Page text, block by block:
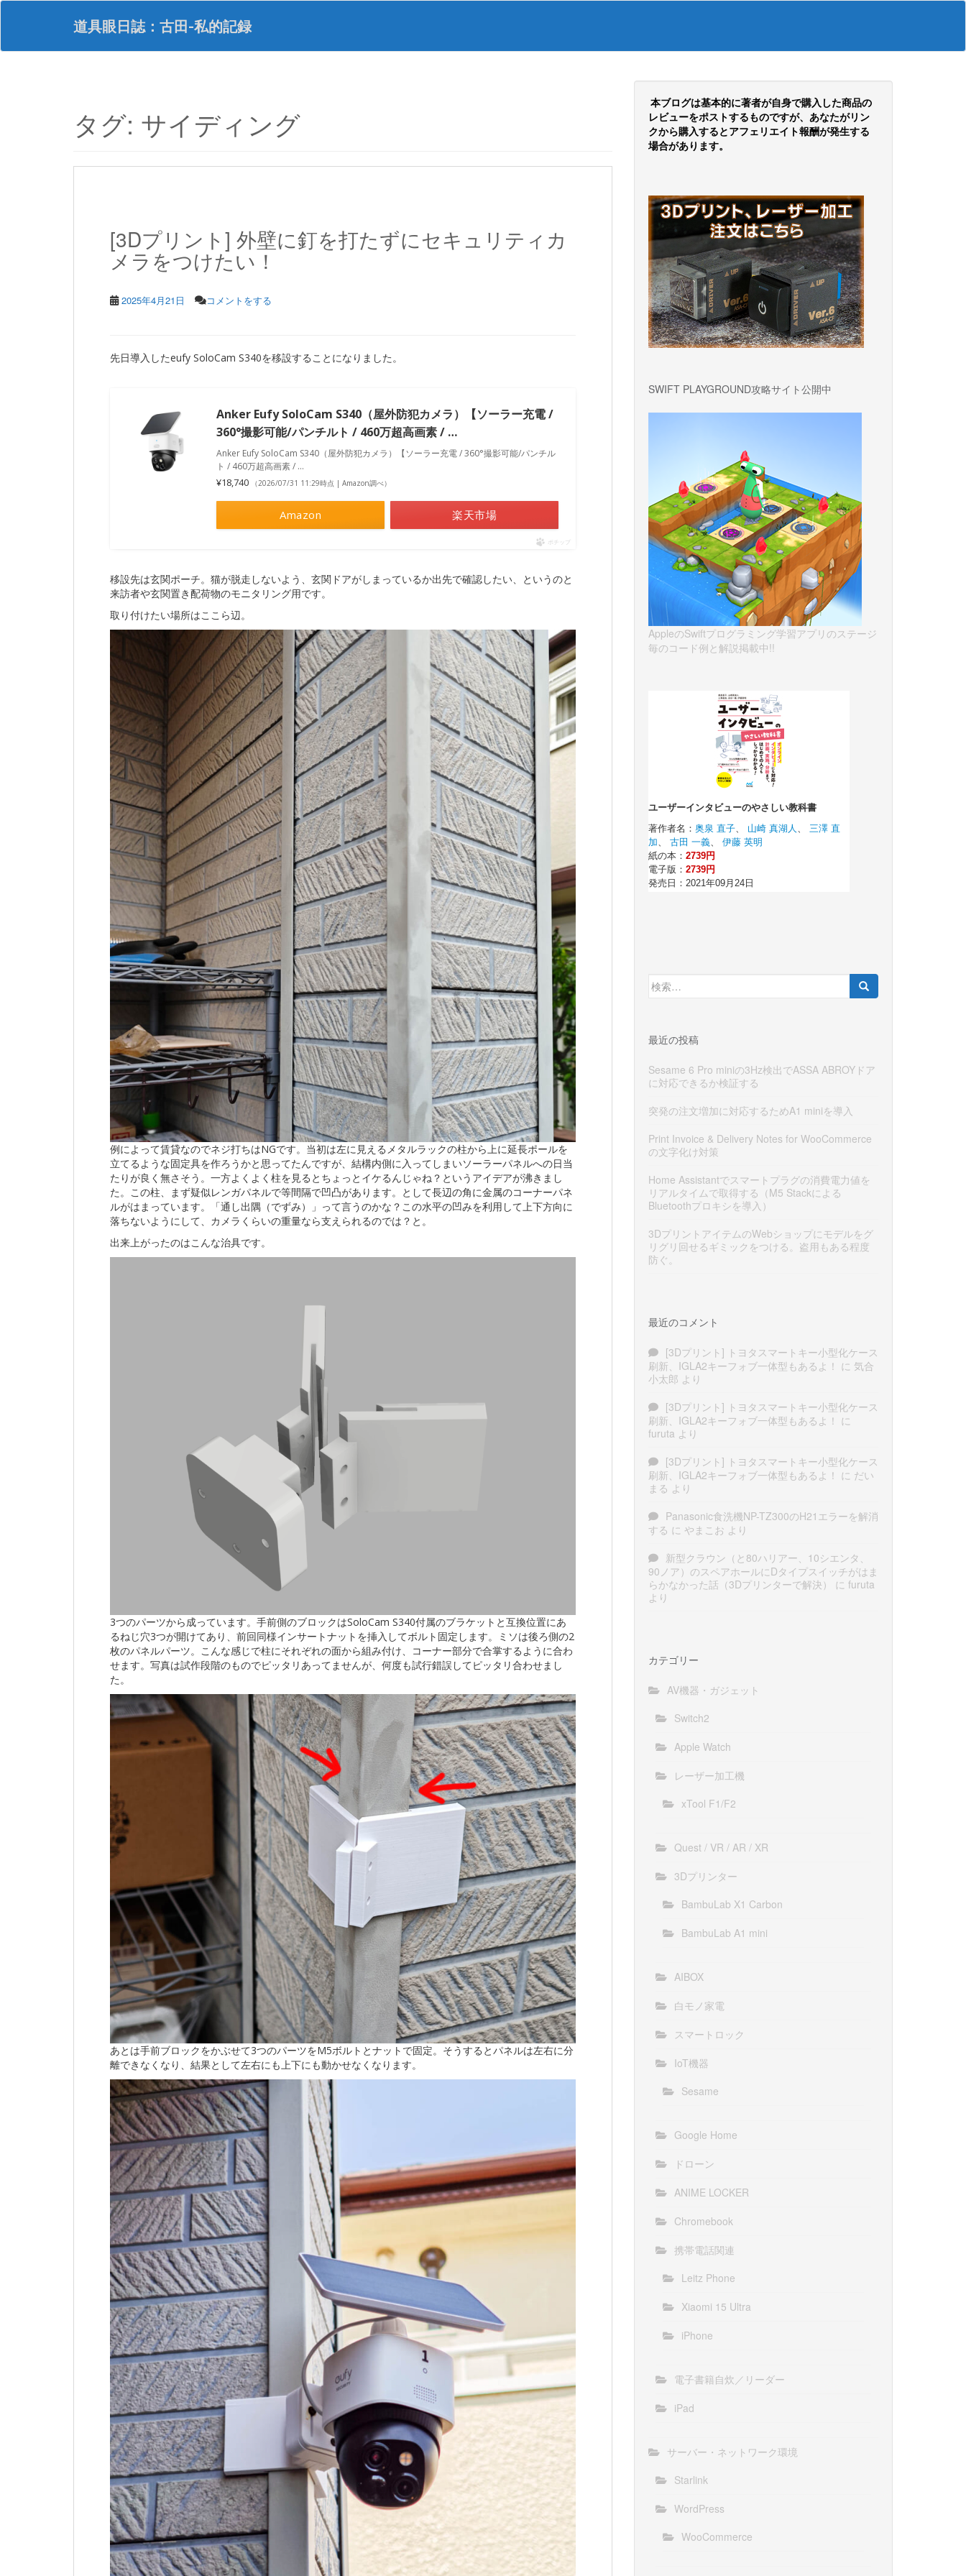
S
p
道具眼日誌：古田-私的記録
タグ: サイディング
[3Dプリント] 外壁に釘を打たずにセキュリティカ
メラをつけたい！
2025年4月21日 コメントをする
先日導入したeufy SoloCam S340を移設することになりました。
Anker Eufy SoloCam S340（屋外防犯カメラ）【ソーラー充電 /
360°撮影可能/パンチルト / 460万超高画素 / …
Anker Eufy SoloCam S340（屋外防犯カメラ）【ソーラー充電 / 360°撮影可能/パンチル
ト / 460万超高画素 / …
¥18,740 （2026/07/31 11:29時点 | Amazon調べ）
Amazon 楽天市場
ポチップ
移設先は玄関ポーチ。猫が脱走しないよう、玄関ドアがしまっているか出先で確認したい、というのと
来訪者や玄関置き配荷物のモニタリング用です。
取り付けたい場所はここら辺。
例によって賃貸なのでネジ打ちはNGです。当初は左に見えるメタルラックの柱から上に延長ポールを
立てるような固定具を作ろうかと思ってたんですが、結構内側に入ってしまいソーラーパネルへの日当
たりが良く無さそう。一方よくよく柱を見るとちょっとイケるんじゃね？というアイデアが沸きまし
た。この柱、まず疑似レンガパネルで等間隔で凹凸があります。として長辺の角に金属のコーナーパネ
ルがはまっています。「通し出隅（でずみ）」って言うのかな？この水平の凹みを利用して上下方向に
落ちないようにして、カメラくらいの重量なら支えられるのでは？と。
出来上がったのはこんな治具です。
3つのパーツから成っています。手前側のブロックはSoloCam S340付属のブラケットと互換位置にあ
るねじ穴3つが開けてあり、前回同様インサートナットを挿入してボルト固定します。ミソは後ろ側の2
枚のパネルパーツ。こんな感じで柱にそれぞれの面から組み付け、コーナー部分で合掌するように合わ
せます。写真は試作段階のものでピッタリあってませんが、何度も試行錯誤してピッタリ合わせまし
た。
あとは手前ブロックをかぶせて3つのパーツをM5ボルトとナットで固定。そうするとパネルは左右に分
離できなくなり、結果として左右にも上下にも動かせなくなります。
本ブログは基本的に著者が自身で購入した商品の
レビューをポストするものですが、あなたがリン
クから購入するとアフェリエイト報酬が発生する
場合があります。
SWIFT PLAYGROUND攻略サイト公開中
AppleのSwiftプログラミング学習アプリのステージ
毎のコード例と解説掲載中!!
検
索:
最近の投稿
Sesame 6 Pro miniの3Hz検出でASSA ABROYドア
に対応できるか検証する
突発の注文増加に対応するためA1 miniを導入
Print Invoice & Delivery Notes for WooCommerce
の文字化け対策
Home Assistantでスマートプラグの消費電力値を
リアルタイムで取得する（M5 Stackによる
Bluetoothプロキシを導入）
3DプリントアイテムのWebショップにモデルをグ
リグリ回せるギミックをつける。盗用もある程度
防ぐ。
最近のコメント
[3Dプリント] トヨタスマートキー小型化ケース
刷新、IGLA2キーフォブ一体型もあるよ！ に 気合
小太郎 より
[3Dプリント] トヨタスマートキー小型化ケース
刷新、IGLA2キーフォブ一体型もあるよ！ に
furuta より
[3Dプリント] トヨタスマートキー小型化ケース
刷新、IGLA2キーフォブ一体型もあるよ！ に だい
まる より
Panasonic食洗機NP-TZ300のH21エラーを解消
する に やまこお より
新型クラウン（と80ハリアー、10シエンタ、
90ノア）のスペアホールにDタイプスイッチがはま
らかなかった話（3Dプリンターで解決）
に furuta
より
カテゴリー
AV機器・ガジェット
Switch2
Apple Watch
レーザー加工機
xTool F1/F2
Quest / VR / AR / XR
3Dプリンター
BambuLab X1 Carbon
BambuLab A1 mini
AIBOX
白モノ家電
スマートロック
IoT機器
Sesame
Google Home
ドローン
ANIME LOCKER
Chromebook
携帯電話関連
Leitz Phone
Xiaomi 15 Ultra
iPhone
電子書籍自炊／リーダー
iPad
サーバー・ネットワーク環境
Starlink
WordPress
WooCommerce